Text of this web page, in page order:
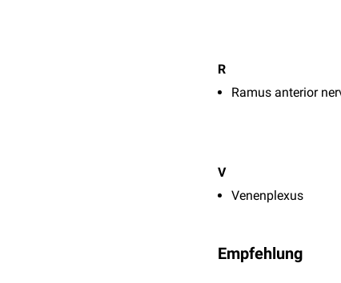
R
Ramus anterior
V
Venenplexus
Empfehlung